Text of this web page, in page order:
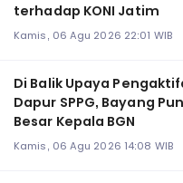
terhadap KONI Jatim
Kamis, 06 Agu 2026 22:01 WIB
Di Balik Upaya
Dapur SPPG, Bayang
Besar Kepala BGN
Kamis, 06 Agu 2026 14:08 WIB